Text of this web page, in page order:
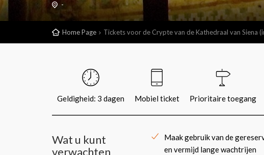
-
Home Page Tickets voor de Crypte van de Kathedraal van Siena
Geldigheid: 3 dagen Mobiel ticket Prioritaire toegang
Wat u kunt
verwachten
Maak gebruik van de
en vermijd lange wachtrijen